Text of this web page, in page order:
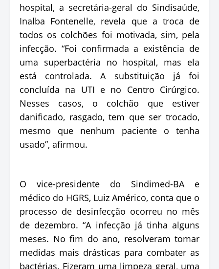
hospital, a secretária-geral do Sindisaúde,
Inalba Fontenelle, revela que a troca de
todos os colchões foi motivada, sim, pela
infecção. “Foi confirmada a existência de
uma superbactéria no hospital, mas ela
está controlada. A substituição já foi
concluída na UTI e no Centro Cirúrgico.
Nesses casos, o colchão que estiver
danificado, rasgado, tem que ser trocado,
mesmo que nenhum paciente o tenha
usado”, afirmou.
O vice-presidente do Sindimed-BA e
médico do HGRS, Luiz Américo, conta que o
processo de desinfecção ocorreu no mês
de dezembro. “A infecção já tinha alguns
meses. No fim do ano, resolveram tomar
medidas mais drásticas para combater as
bactérias. Fizeram uma limpeza geral, uma